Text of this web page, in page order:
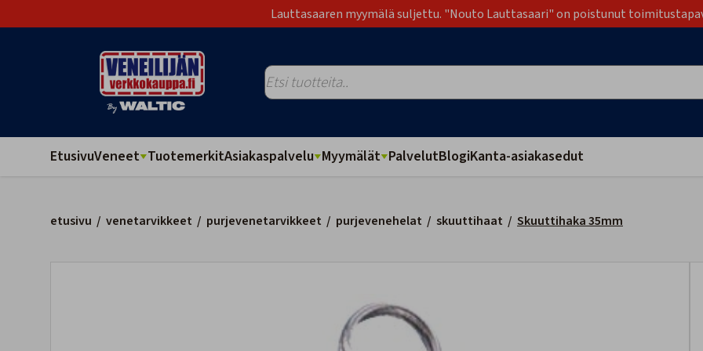
Lauttasaaren myymälä suljettu. "Nouto Lauttasaari" on poistunut
EtusivuVeneet TuotemerkitAsiakaspalvelu Myymälät PalvelutBlogiKanta-asiakasedut
etusivu / venetarvikkeet / purjevenetarvikkeet / purjevenehelat / skuuttihaat / Skuuttihaka 35mm